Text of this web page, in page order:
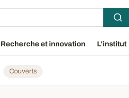
Recherche et innovation L'institut
Couverts